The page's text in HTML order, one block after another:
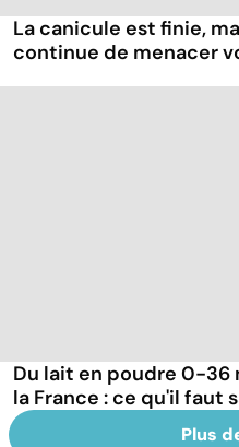
La canicule est finie,
continue de menacer
Du lait en poudre 0-36
la France : ce qu'il faut
Plus